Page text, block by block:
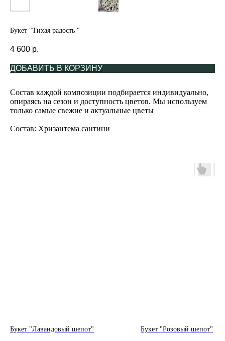
Букет "Тихая радость "
4 600 р.
ДОБАВИТЬ В КОРЗИНУ
Состав каждой композиции подбирается индивидуально,
опираясь на сезон и доступность цветов. Мы используем
только самые свежие и актуальные цветы
Состав: Хризантема сантини
Букет "Лавандовый шепот" Букет "Розовый шепот"